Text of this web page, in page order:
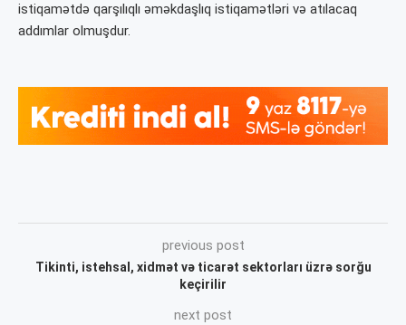
istiqamətdə qarşılıqlı əməkdaşlıq istiqamətləri və atılacaq
addımlar olmuşdur.
previous post
Tikinti, istehsal, xidmət və ticarət sektorları üzrə sorğu
keçirilir
next post